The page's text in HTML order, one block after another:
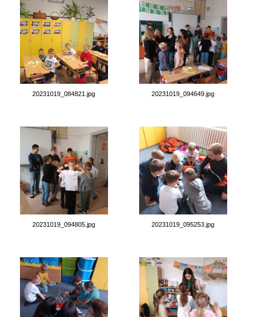
20231019_084821.jpg 20231019_094649.jpg
20231019_094805.jpg 20231019_095253.jpg